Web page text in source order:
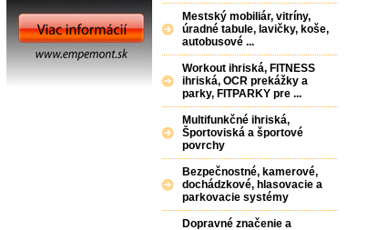
Mestský mobiliár, vitríny,
úradné tabule, lavičky, koše,
autobusové ...
Workout ihriská, FITNESS
ihriská, OCR prekážky a
parky, FITPARKY pre ...
Multifunkčné ihriská,
Športoviská a športové
povrchy
Bezpečnostné, kamerové,
dochádzkové, hlasovacie a
parkovacie systémy
Dopravné značenie a